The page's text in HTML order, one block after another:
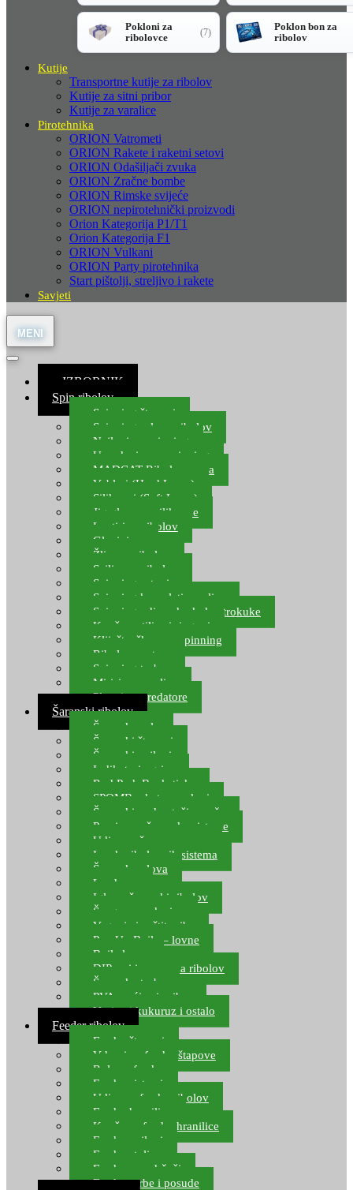
Pokloni za
ribolovce
(7)
Poklon bon za
ribolov
Kutije
Transportne kutije za ribolov
Kutije za sitni pribor
Kutije za varalice
Pirotehnika
ORION Vatrometi
ORION Rakete i raketni setovi
ORION Odašiljači zvuka
ORION Zračne bombe
ORION Rimske svijeće
ORION nepirotehnički proizvodi
Orion Kategorija P1/T1
Orion Kategorija F1
ORION Vulkani
ORION Party pirotehnika
Start pištolji, streljivo i rakete
Savjeti
≡ IZBORNIK
Spin ribolov
Spinning štapovi
Spinning role za ribolov
Najloni za spinning
Upredenice za spinning
MADCAT Ribolov soma
Vobleri (Hard Lures)
Silikonci (Soft Lures)
Jig glave za silikonce
Leptiri za ribolov
Glavinjare
Žlice za ribolov
Sajlice za ribolov
Spinning setovi
Spinning kompleti varalica
Spinning udice, dvokuke, trokuke
Kopče, vrtilice i ringovi
Kliješta, škare za spinning
Ribolov pastrve
Spinning torbe
Mirisi za varalice
Plovci za predatore
Šaranski ribolov
Šaranske role
Šaranski štapovi
Šaranski najloni
Indikatori ugriza
Rod Pod, Banksticks
SPOMB rakete, markeri
Šaranski podmetači, mreže
Pernice za šaranske sisteme
Udice za šarana, amura
Izrada ribolovnih sistema
Šaranska olova
Leadcore
Igle za šaranski ribolov
Špage, upredenice
Vaganje i zaštita ribe
Pop Up Boile – lovne
Boile lovne
DIP-ovi i arome za ribolov
Šaranske torbe
PVA vrećice i pribor
Umjetni kukuruz i ostalo
Feeder ribolov
Feeder štapovi
Vrhovi za feeder štapove
Role za feeder
Feeder sistemi
Udice za feeder ribolov
Feeder hranilice
Kopče za feeder hranilice
Feeder najloni
Feeder stolice
Feeder arm držači
Feeder torbe i posude